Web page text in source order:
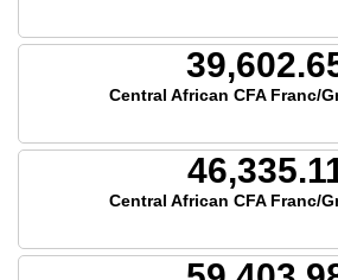
Central African CFA Franc/
Central African CFA Franc/